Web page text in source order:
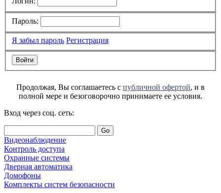
Пароль:
Я забыл пароль Регистрация
Продолжая, Вы соглашаетесь с публичной офертой, и в
полной мере и безоговорочно принимаете ее условия.
Вход через соц. сеть:
Go
Видеонаблюдение
Контроль доступа
Охранные системы
Дверная автоматика
Домофоны
Комплекты систем безопасности